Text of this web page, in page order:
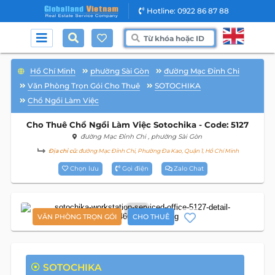
Hotline: 0922 86 87 88
Hồ Chí Minh phường Sài Gòn
đường Mạc Đỉnh Chi
Văn Phòng Trọn Gói Cho Thuê
SOTOCHIKA
Chổ Ngồi Làm Việc
Cho Thuê Chổ Ngồi Làm Việc Sotochika - Code: 5127
đường Mạc Đỉnh Chi , phường Sài Gòn
Địa chỉ cũ:đường Mạc Đỉnh Chi, Phường Đa Kao, Quận 1, Hồ Chí Minh
Chọn lưu Gọi điện Zalo Chat
VĂN PHÒNG TRỌN GÓI CHO THUÊ
6
SOTOCHIKA